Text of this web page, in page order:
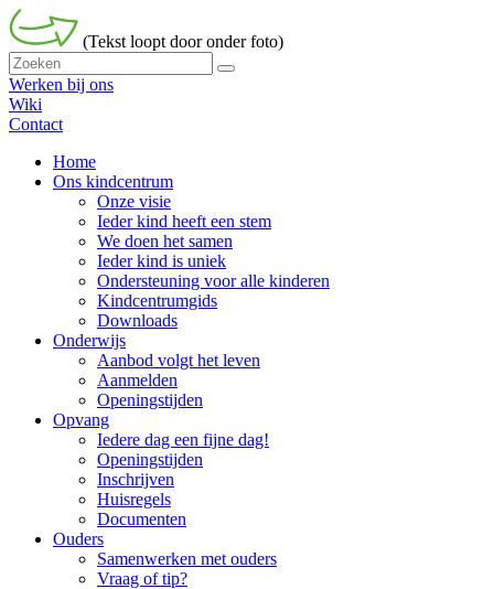
(Tekst loopt door onder foto)
Werken bij ons
Wiki
Contact
Home
Ons kindcentrum
Onze visie
Ieder kind heeft een stem
We doen het samen
Ieder kind is uniek
Ondersteuning voor alle kinderen
Kindcentrumgids
Downloads
Onderwijs
Aanbod volgt het leven
Aanmelden
Openingstijden
Opvang
Iedere dag een fijne dag!
Openingstijden
Inschrijven
Huisregels
Documenten
Ouders
Samenwerken met ouders
Vraag of tip?